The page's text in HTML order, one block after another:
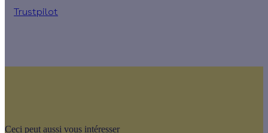
Trustpilot
Ceci peut aussi vous intéresser